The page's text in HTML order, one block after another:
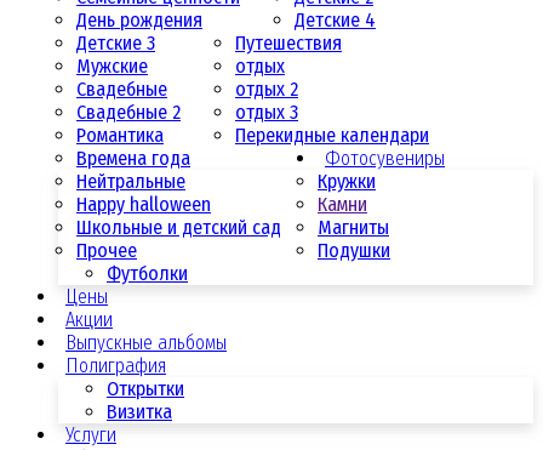
День рождения
Детские 4
Детские 3
Мужские
Свадебные
Свадебные 2
Романтика
Путешествия
отдых
отдых 2
отдых 3
Перекидные календари
Времена года
Нейтральные
Happy halloween
Школьные и детский сад
Прочее
Фотосувениры
Кружки
Камни
Магниты
Подушки
Футболки
Цены
Акции
Выпускные альбомы
Полиграфия
Открытки
Визитка
Услуги